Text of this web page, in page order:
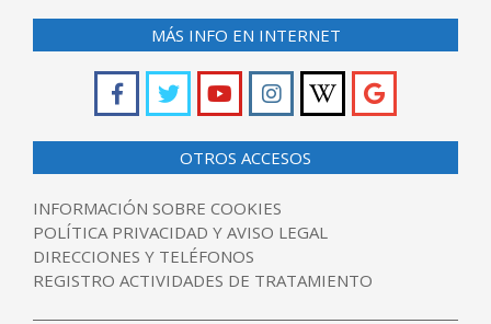
MÁS INFO EN INTERNET
OTROS ACCESOS
INFORMACIÓN SOBRE COOKIES
POLÍTICA PRIVACIDAD Y AVISO LEGAL
DIRECCIONES Y TELÉFONOS
REGISTRO ACTIVIDADES DE TRATAMIENTO